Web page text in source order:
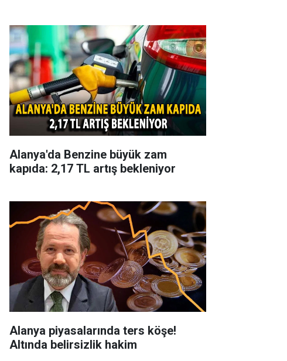
Alanya'da Benzine büyük zam
kapıda: 2,17 TL artış bekleniyor
Alanya piyasalarında ters köşe!
Altında belirsizlik hakim